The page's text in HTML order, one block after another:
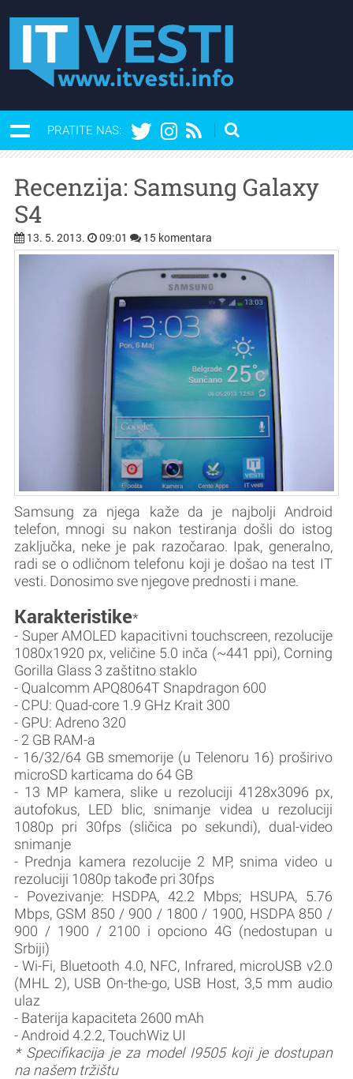
PRATITE NAS:
Recenzija: Samsung Galaxy
S4
13. 5. 2013. 09:01 15 komentara
Samsung za njega kaže da je najbolji Android
telefon, mnogi su nakon testiranja došli do istog
zaključka, neke je pak razočarao. Ipak, generalno,
radi se o odličnom telefonu koji je došao na test IT
vesti. Donosimo sve njegove prednosti i mane.
Karakteristike*
- Super AMOLED kapacitivni touchscreen, rezolucije
1080x1920 px, veličine 5.0 inča (~441 ppi), Corning
Gorilla Glass 3 zaštitno staklo
- Qualcomm APQ8064T Snapdragon 600
- CPU: Quad-core 1.9 GHz Krait 300
- GPU: Adreno 320
- 2 GB RAM-a
- 16/32/64 GB smemorije (u Telenoru 16) proširivo
microSD karticama do 64 GB
- 13 MP kamera, slike u rezoluciji 4128x3096 px,
autofokus, LED blic, snimanje videa u rezoluciji
1080p pri 30fps (sličica po sekundi), dual-video
snimanje
- Prednja kamera rezolucije 2 MP, snima video u
rezoluciji 1080p takođe pri 30fps
- Povezivanje: HSDPA, 42.2 Mbps; HSUPA, 5.76
Mbps, GSM 850 / 900 / 1800 / 1900, HSDPA 850 /
900 / 1900 / 2100 i opciono 4G (nedostupan u
Srbiji)
- Wi-Fi, Bluetooth 4.0, NFC, Infrared, microUSB v2.0
(MHL 2), USB On-the-go, USB Host, 3,5 mm audio
ulaz
- Baterija kapaciteta 2600 mAh
- Android 4.2.2, TouchWiz UI
* Specifikacija je za model I9505 koji je dostupan
na našem tržištu